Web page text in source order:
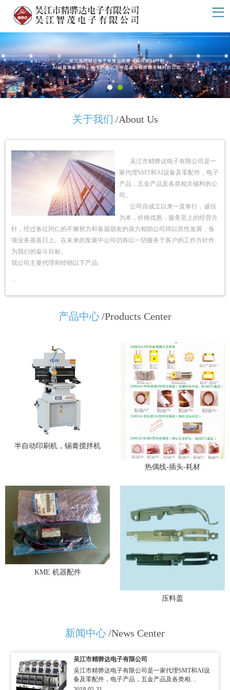
关于我们 /About Us
吴江市精骅达电子有限公司是一
家代理SMT和AI设备及零配件，电子
产品，五金产品及各类相关辅料的公
司。
公司自成立以来一直奉行，诚信
为本，价格优惠，服务至上的经营方
针，经过各位同仁的不懈努力和各届朋友的鼎力相助公司得以良性发展，各
项业务蒸蒸日上。在未来的发展中公司仍将以一切服务于客户的工作方针作
为我们的奋斗目标。
我公司主要代理和经销以下产品:
...
产品中心/Products Center
半自动印刷机，锡膏搅拌机
热偶线-插头-耗材
KME 机器配件
压料盖
新闻中心/News Center
吴江市精骅达电子有限公司
吴江市精骅达电子有限公司是一家代理SMT和AI设
备及零配件，电子产品，五金产品及各类相…